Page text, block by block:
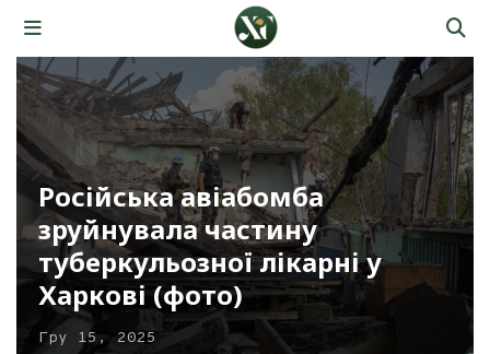
Російська авіабомба
зруйнувала частину
туберкульозної лікарні у
Харкові (фото)
Гру 15, 2025